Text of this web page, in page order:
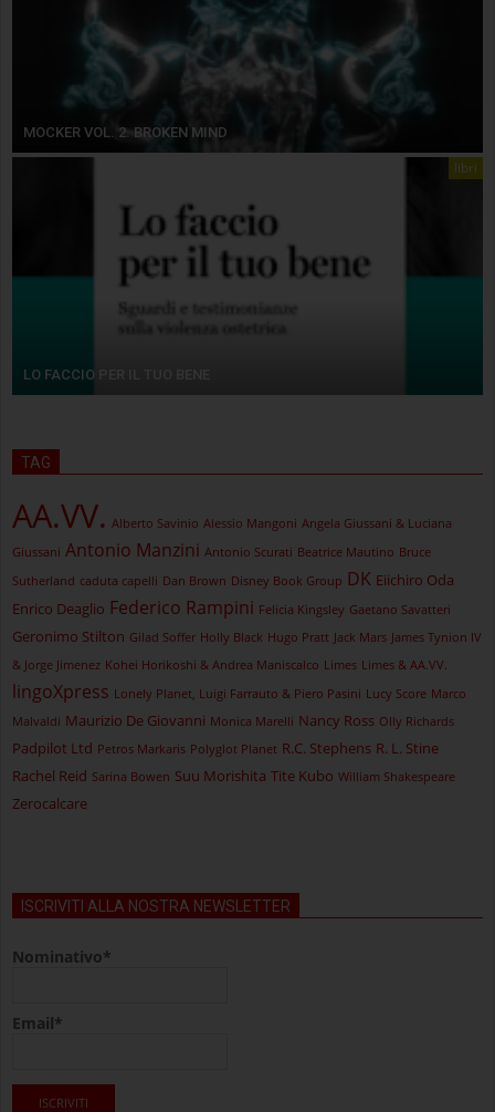
MOCKER VOL. 2. BROKEN MIND
libri
LO FACCIO PER IL TUO BENE
TAG
AA.VV. Alberto Savinio Alessio Mangoni Angela Giussani & Luciana
Giussani Antonio Manzini Antonio Scurati Beatrice Mautino Bruce
Sutherland caduta capelli Dan Brown Disney Book Group DK Eiichiro Oda
Enrico Deaglio Federico Rampini Felicia Kingsley Gaetano Savatteri
Geronimo Stilton Gilad Soffer Holly Black Hugo Pratt Jack Mars James Tynion IV
& Jorge Jimenez Kohei Horikoshi & Andrea Maniscalco Limes Limes & AA.VV.
lingoXpress Lonely Planet, Luigi Farrauto & Piero Pasini Lucy Score Marco
Malvaldi Maurizio De Giovanni Monica Marelli Nancy Ross Olly Richards
Padpilot Ltd Petros Markaris Polyglot Planet R.C. Stephens R. L. Stine
Rachel Reid Sarina Bowen Suu Morishita Tite Kubo William Shakespeare
Zerocalcare
ISCRIVITI ALLA NOSTRA NEWSLETTER
Nominativo*
Email*